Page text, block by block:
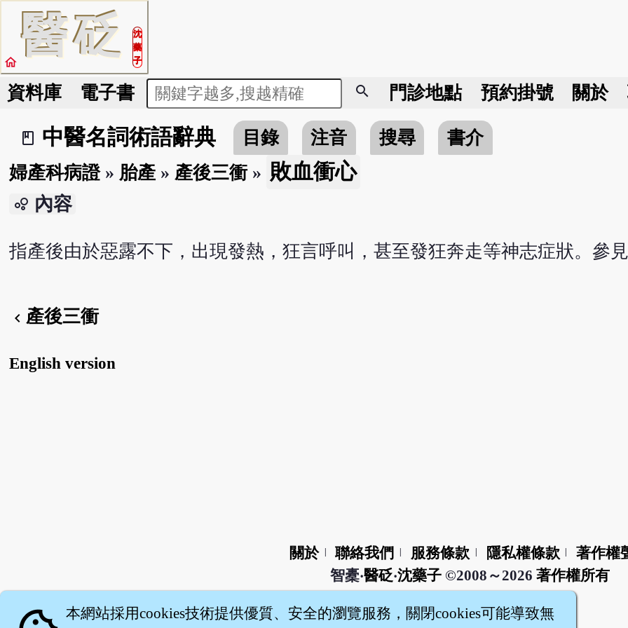
醫砭
沈
藥
子
home
資料庫 電子書 search 門診地點 預約掛號 關於
book_2
中醫名詞術語辭典 目錄 注音 搜尋
書介
婦產科病證» 胎產» 產後三衝» 敗血衝心
bubble_chart 內容
指產後由於惡露不下，出現發熱，狂言呼叫，甚至發狂奔走等神志症狀。參見
chevron_left 產後三衝
English version
關於 聯絡我們 服務條款 隱私權條款
著作權
智橐‧醫砭‧沈藥子©2008～2026 著作權所有
本網站採用cookies技術提供優質、安全的瀏覽服務，關閉cookies可能導致無